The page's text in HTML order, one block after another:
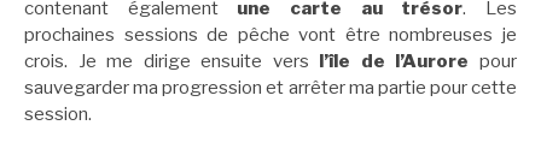
contenant également une carte au trésor. Les
prochaines sessions de pêche vont être nombreuses je
crois. Je me dirige ensuite vers l’île de l’Aurorepour
sauvegarder ma progression et arrêter ma partie pour cette
session.